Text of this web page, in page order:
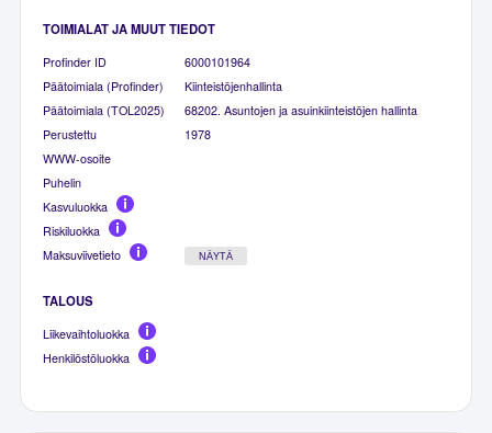
TOIMIALAT JA MUUT TIEDOT
Profinder ID
6000101964
Päätoimiala (Profinder)
Kiinteistöjenhallinta
Päätoimiala (TOL2025)
68202. Asuntojen ja asuinkiinteistöjen hallinta
Perustettu
1978
WWW-osoite
Puhelin
Kasvuluokka
Riskiluokka
Maksuviivetieto
NÄYTÄ
TALOUS
Liikevaihtoluokka
Henkilöstöluokka